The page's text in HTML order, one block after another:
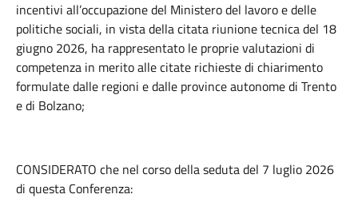
incentivi all’occupazione del Ministero del lavoro e delle
politiche sociali, in vista della citata riunione tecnica del 18
giugno 2026, ha rappresentato le proprie valutazioni di
competenza in merito alle citate richieste di chiarimento
formulate dalle regioni e dalle province autonome di Trento
e di Bolzano;
CONSIDERATO che nel corso della seduta del 7 luglio 2026
di questa Conferenza: